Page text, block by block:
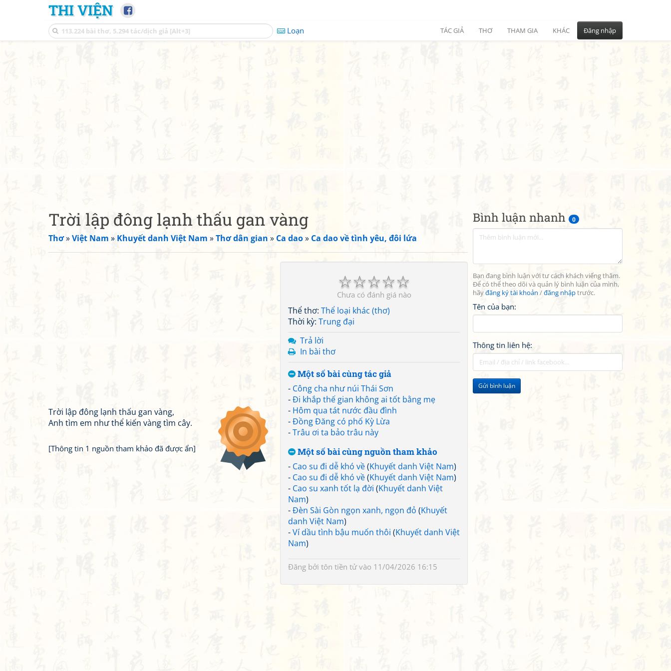
THI VIỆN
Loạn TÁC GIẢ THƠ THAM GIA KHÁC Đăng nhập
Bình luận nhanh 0
Bạn đang bình luận với tư cách khách viếng thăm.
Để có thể theo dõi và quản lý bình luận của mình,
hãyđăng ký tài khoản /đăng nhậptrước.
Tên của bạn:
Thông tin liên hệ:
Gửi bình luận
Trời lập đông lạnh thấu gan vàng
Thơ»Việt Nam » Khuyết danh Việt Nam »Thơ dân gian » Ca dao» Ca dao về tình yêu, đôi lứa
☆
☆
☆
☆
☆
Chưa có đánh giá nào
Thể thơ: Thể loại khác (thơ)
Thời kỳ: Trung đại
Trả lời
In bài thơ
Một số bài cùng tác giả
- Công cha như núi Thái Sơn
-Đi khắp thế gian không ai tốt bằng mẹ
- Hôm qua tát nước đầu đình
-Đồng Đăng có phố Kỳ Lừa
-Trâu ơi ta bảo trâu này
Một số bài cùng nguồn tham khảo
- Cao su đi dễ khó về(Khuyết danh Việt Nam)
- Cao su đi dễ khó về(Khuyết danh Việt Nam)
- Cao su xanh tốt lạ đời (Khuyết danh Việt
Nam)
-Đèn Sài Gòn ngọn xanh, ngọn đỏ (Khuyết
danh Việt Nam)
-Ví dầu tình bậu muốn thôi (Khuyết danh Việt
Nam)
Đăng bởi tôn tiền tửvào 11/04/2026 16:15
Trời lập đông lạnh thấu gan vàng,
Anh tìm em như thể kiến vàng tìm cây.
[Thông tin 1 nguồn tham khảo đã được ẩn]